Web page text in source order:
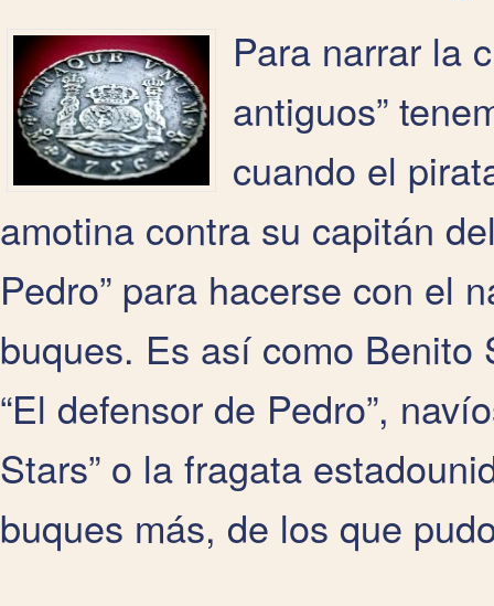
Para narrar la
antiguos”
cuando el
amotina contra su capitán
Pedro” para hacerse con el
buques. Es así como Benito
“El defensor de Pedro”,
Stars” o la fragata
buques más, de los que